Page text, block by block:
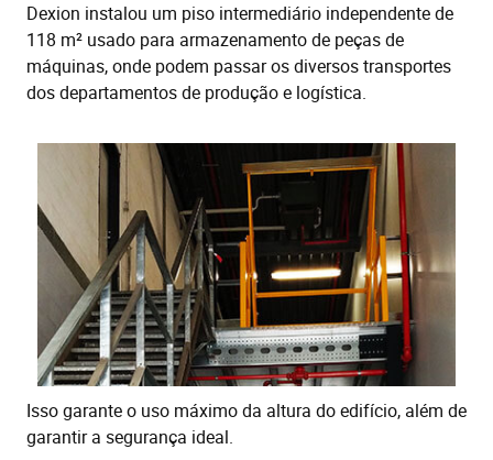
Dexion instalou um piso intermediário independente de
118 m² usado para armazenamento de peças de
máquinas, onde podem passar os diversos transportes
dos departamentos de produção e logística.
Isso garante o uso máximo da altura do edifício, além de
garantir a segurança ideal.